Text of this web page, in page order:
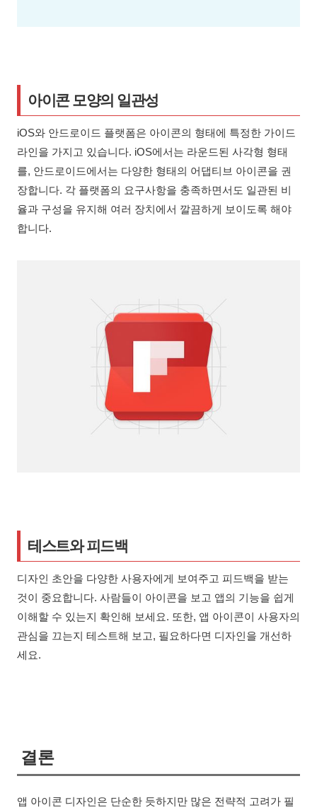
아이콘 모양의 일관성
iOS와 안드로이드 플랫폼은 아이콘의 형태에 특정한 가이드
라인을 가지고 있습니다. iOS에서는 라운드된 사각형 형태
를, 안드로이드에서는 다양한 형태의 어댑티브 아이콘을 권
장합니다. 각 플랫폼의 요구사항을 충족하면서도 일관된 비
율과 구성을 유지해 여러 장치에서 깔끔하게 보이도록 해야
합니다.
테스트와 피드백
디자인 초안을 다양한 사용자에게 보여주고 피드백을 받는
것이 중요합니다. 사람들이 아이콘을 보고 앱의 기능을 쉽게
이해할 수 있는지 확인해 보세요. 또한, 앱 아이콘이 사용자의
관심을 끄는지 테스트해 보고, 필요하다면 디자인을 개선하
세요.
결론
앱 아이콘 디자인은 단순한 듯하지만 많은 전략적 고려가 필